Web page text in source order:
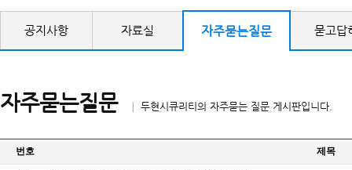
공지사항 자료실 자주묻는질문 묻고답
자주묻는질문 │ 두현시큐리티의 자주묻는 질문 게시판입니다.
번호 제목